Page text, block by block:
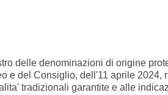
delle denominazioni di origine
e del Consiglio, dell'11 aprile 2024,
tradizionali garantite e alle